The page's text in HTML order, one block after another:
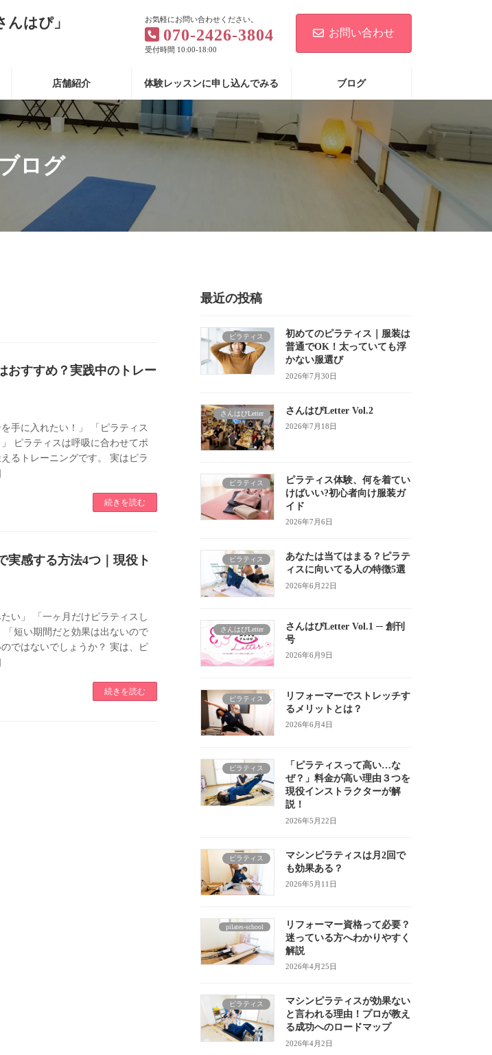
はぴ」 お気軽にお問い合わせください。
070-2426-3804
受付時間 10:00-18:00
お問い合わせ
店舗紹介 体験レッスンに申し込んでみる ブログ
ブログ
おすすめ？実践中のトレー
手に入れたい！」 「ピラティス
ピラティスは呼吸に合わせてポ
るトレーニングです。 実はピラ
続きを読む
実感する方法4つ｜現役ト
い」 「一ヶ月だけピラティスし
短い期間だと効果は出ないので
ではないでしょうか？ 実は、ピ
続きを読む
最近の投稿
ピラティス
初めてのピラティス｜服装は
普通でOK！太っていても浮
かない服選び
2026年7月30日
さんはぴLetter さんはぴLetter Vol.2
2026年7月18日
ピラティス
ピラティス体験、何を着てい
けばいい?初心者向け服装ガ
イド
2026年7月6日
ピラティス
あなたは当てはまる？ピラテ
ィスに向いてる人の特徴5選
2026年6月22日
さんはぴLetter
さんはぴLetter Vol.1 ─ 創刊
号
2026年6月9日
ピラティス
リフォーマーでストレッチす
るメリットとは？
2026年6月4日
ピラティス
「ピラティスって高い…な
ぜ？」料金が高い理由３つを
現役インストラクターが解
説！
2026年5月22日
ピラティス
マシンピラティスは月2回で
も効果ある？
2026年5月11日
pilates-school
リフォーマー資格って必要？
迷っている方へわかりやすく
解説
2026年4月25日
ピラティス
マシンピラティスが効果ない
と言われる理由！プロが教え
る成功へのロードマップ
2026年4月2日